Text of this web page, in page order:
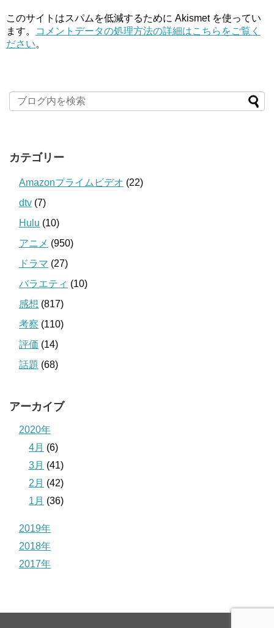
このサイトはスパムを低減するために Akismet を使ってい
ます。
コメントデータの処理方法の詳細はこちらをご覧く
ださい。
カテゴリー
Amazonプライムビデオ (22)
dtv (7)
Hulu (10)
アニメ (950)
ドラマ (27)
バラエティ (10)
感想 (817)
考察 (110)
評価 (14)
話題 (68)
アーカイブ
2020年
4月 (6)
3月 (41)
2月 (42)
1月 (36)
2019年
2018年
2017年